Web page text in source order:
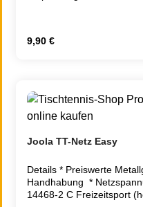
Regulärer Preis:
9,90 €
Joola TT-Netz Easy
Details * Preiswerte Metallgarnitur * einfache
Handhabung *
14468-2 C Freizeitsport (hohe